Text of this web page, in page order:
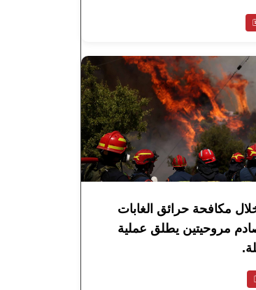
مكافحة حرائق الغابات
مروحيتين يطلق عملية